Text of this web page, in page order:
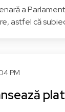
S&D - Grupul
a
astfel că
PM